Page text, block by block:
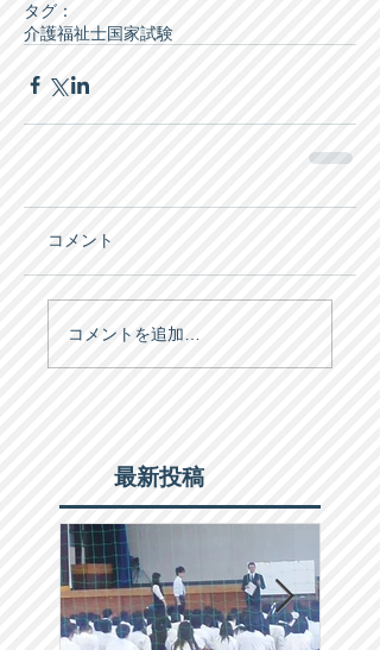
タグ：
介護福祉士国家試験
コメント
コメントを追加…
最新投稿